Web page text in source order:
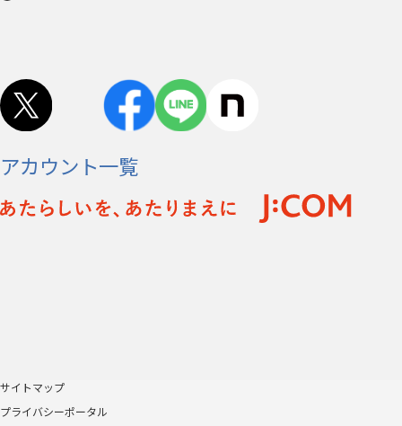
アカウント一覧
サイトマップ
プライバシーポータル